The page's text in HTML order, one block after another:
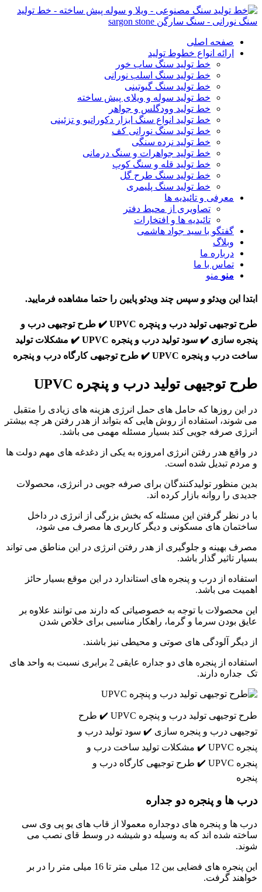
صفحه اصلی
ارائه انواع خطوط تولید
خط تولید سنگ ساب خور
خط تولید سنگ اسلب نورانی
خط تولید سنگ گیوتینی
خط تولید سوله و ویلای پیش ساخته
خط تولید وودگلس و جواهر
خط تولید انواع سنگ ابزار دکوراتیو و تزئینی
خط تولید سنگ نورانی کف
خط تولید نرده سنگی
خط تولید جواهرات و سنگ درمانی
خط تولید قله و سنگ کوپ
خط تولید سنگ طرح گل
خط تولید سنگ پلیمری
معرفی و تائیدیه ها
تصاویری از محیط دفتر
تائیدیه ها و افتخارات
گفتگو با سید جواد هاشمی
وبلاگ
درباره ما
تماس با ما
منو منو
ابتدا این ویدئو و سپس چند ویدئو پایین را حتما مشاهده فرمایید.
طرح توجیهی تولید درب و پنچره UPVC ✔️ طرح توجیهی درب و
پنجره سازی ✔️ سود تولید درب و پنجره UPVC ✔️ مشکلات تولید
ساخت درب و پنجره UPVC ✔️ طرح توجیهی کارگاه درب و پنجره
طرح توجیهی تولید درب و پنچره UPVC
در این روزها که حامل های حمل انرژی هزینه های زیادی را متقبل
می شوند، استفاده از روش هایی که بتواند از هدر رفتن هر چه بیشتر
انرژی صرفه جویی کند بسیار مسئله مهمی می باشد.
در واقع هدر رفتن انرژی امروزه به یکی از دغدغه های مهم دولت ها
و مردم تبدیل شده است.
بدین منظور تولیدکنندگان برای صرفه جویی در انرژی، محصولات
جدیدی را روانه بازار کرده اند.
با در نظر گرفتن این مسئله که بخش بزرگی از انرژی در داخل
ساختمان های مسکونی و دیگر کاربری ها مصرف می شود،
مصرف بهینه و جلوگیری از هدر رفتن انرژی در این مناطق می تواند
بسیار تاثیر گذار باشد.
استفاده از درب و پنجره های استاندارد در این موقع بسیار حائز
اهمیت می باشد.
این محصولات با توجه به خصوصیاتی که دارند می توانند علاوه بر
عایق بودن سرما و گرما، راهکار مناسبی برای خلاص شدن
از دیگر آلودگی های صوتی و محیطی نیز باشند.
استفاده از پنجره های دو جداره عایقی 2 برابری نسبت به واحد های
تک جداره دارند.
طرح توجیهی تولید درب و پنچره UPVC ✔️ طرح
توجیهی درب و پنجره سازی ✔️ سود تولید درب و
پنجره UPVC ✔️ مشکلات تولید ساخت درب و
پنجره UPVC ✔️ طرح توجیهی کارگاه درب و
پنجره
درب ها و پنجره دو جداره
درب ها و پنجره های دوجداره معمولا از قاب های یو پی وی سی
ساخته شده اند که به وسیله دو شیشه در وسط قای نصب می
شوند.
این پنجره های فضایی بین 12 میلی متر تا 16 میلی متر را در بر
خواهند گرفت.